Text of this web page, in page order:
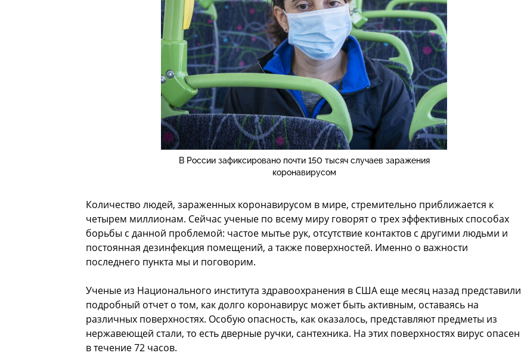
В России зафиксировано почти 150 тысяч случаев заражения
коронавирусом
Количество людей, зараженных коронавирусом в мире, стремительно приближается к
четырем миллионам. Сейчас ученые по всему миру говорят о трех эффективных способах
борьбы с данной проблемой: частое мытье рук, отсутствие контактов с другими людьми и
постоянная дезинфекция помещений, а также поверхностей. Именно о важности
последнего пункта мы и поговорим.
Ученые из Национального института здравоохранения в США еще месяц назад представили
подробный отчет о том, как долго коронавирус может быть активным, оставаясь на
различных поверхностях. Особую опасность, как оказалось, представляют предметы из
нержавеющей стали, то есть дверные ручки, сантехника. На этих поверхностях вирус опасен
в течение 72 часов.